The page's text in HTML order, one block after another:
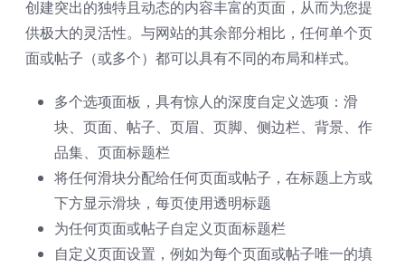
创建突出的独特且动态的内容丰富的页面，从而为您提
供极大的灵活性。与网站的其余部分相比，任何单个页
面或帖子（或多个）都可以具有不同的布局和样式。
多个选项面板，具有惊人的深度自定义选项：滑
块、页面、帖子、页眉、页脚、侧边栏、背景、作
品集、页面标题栏
将任何滑块分配给任何页面或帖子，在标题上方或
下方显示滑块，每页使用透明标题
为任何页面或帖子自定义页面标题栏
自定义页面设置，例如为每个页面或帖子唯一的填